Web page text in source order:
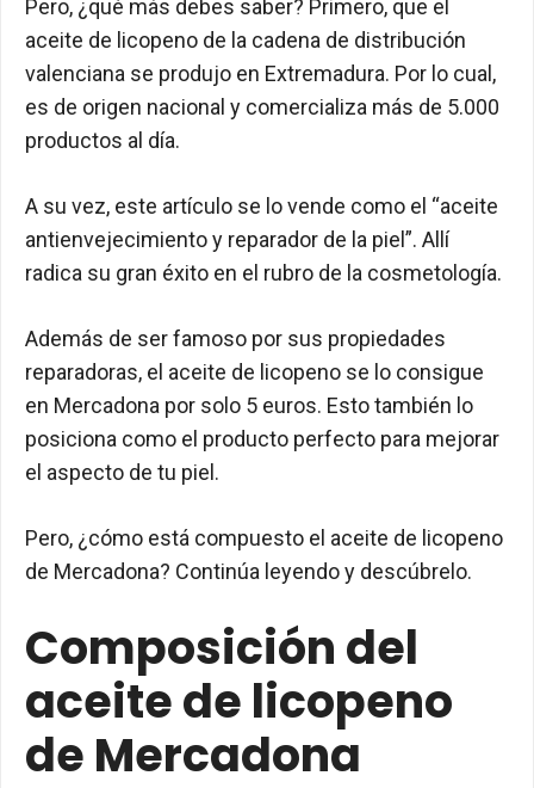
Pero, ¿qué más debes saber? Primero, que el
aceite de licopeno de la cadena de distribución
valenciana se produjo en Extremadura. Por lo cual,
es de origen nacional y comercializa más de 5.000
productos al día.
A su vez, este artículo se lo vende como el “aceite
antienvejecimiento y reparador de la piel”. Allí
radica su gran éxito en el rubro de la cosmetología.
Además de ser famoso por sus propiedades
reparadoras, el aceite de licopeno se lo consigue
en Mercadona por solo 5 euros. Esto también lo
posiciona como el producto perfecto para mejorar
el aspecto de tu piel.
Pero, ¿cómo está compuesto el aceite de licopeno
de Mercadona? Continúa leyendo y descúbrelo.
Composición del
aceite de licopeno
de Mercadona